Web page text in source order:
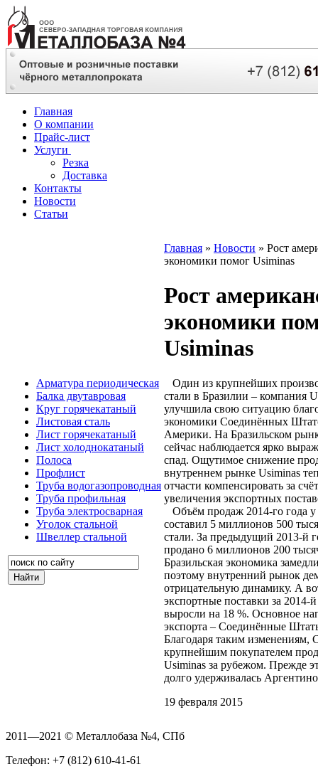
Главная
О компании
Прайс-лист
Услуги
Резка
Доставка
Контакты
Новости
Статьи
Арматура периодическая
Балка двутавровая
Круг горячекатаный
Листовая сталь
Лист горячекатаный
Лист холоднокатаный
Полоса
Профлист
Труба водогазопроводная
Труба профильная
Труба электросварная
Уголок стальной
Швеллер стальной
Главная » Новости » Рост
экономики помог Usiminas
Рост
экономики
Usiminas
Один из крупнейших
стали в Бразилии – компания
улучшила свою ситуацию
экономики Соединённых
Америки. На Бразильском
сейчас наблюдается ярко
спад. Ощутимое снижение
внутреннем рынке Usiminas
отчасти компенсировать за
увеличения экспортных
Объём продаж 2014-го года у
составил 5 миллионов 500
стали. За предыдущий 2013-й
продано 6 миллионов 200
Бразильская экономика
поэтому внутренний рынок
отрицательную динамику. А
экспортные поставки за 2014-
выросли на 18 %. Основное
экспорта – Соединённые
Благодаря таким
крупнейшим покупателем
Usiminas за рубежом. Прежде
долго удерживалась
19 февраля 2015
2011—2021 © Металлобаза №4, СПб
Телефон: +7 (812) 610-41-61